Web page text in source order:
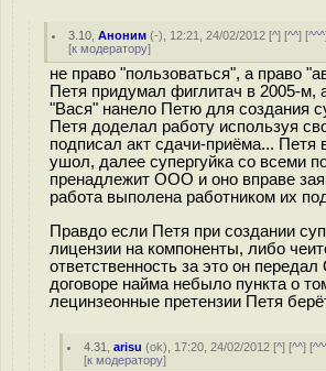
3.10 ,Аноним (-), 12:21, 24/02/2012 [^] [^^] [^^^
[к модератору]
не право "пользоваться", а право
Петя придумал фиглитач в 2005-
"Вася" нанело Петю для создания
Петя доделал работу используя
подписал акт сдачи-приёма... Петя
ушол, далее супергуйка со всеми
пренадлежит ООО и оно вправе
работа выполена работником их
Правдо если Петя при создании
лицензии на компоненты, либо
ответственность за это он
договоре найма небыло пункта о
лецинзеонные претензии Петя
4.31 ,arisu (ok), 17:20, 24/02/2012 [^] [^^] [
[к модератору]